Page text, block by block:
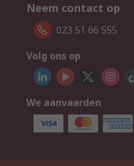
Neem contact op
023 51 66 555
Volg ons op
We aanvaarden